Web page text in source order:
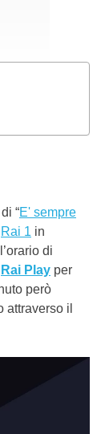
“E' sempre
Rai 1 in
di
Rai Play per
però
attraverso il